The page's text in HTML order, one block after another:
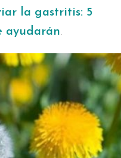
la gastritis: 5
ayudarán.